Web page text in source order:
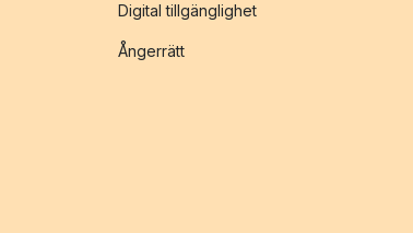
Digital tillgänglighet
Ångerrätt